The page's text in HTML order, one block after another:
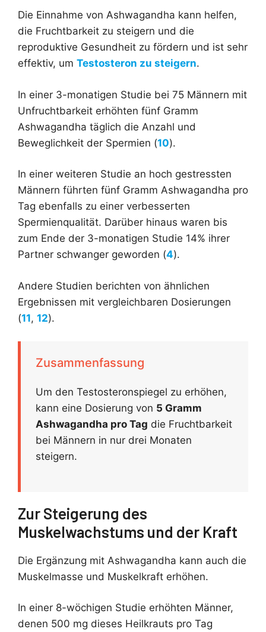
Die Einnahme von Ashwagandha kann helfen,
die Fruchtbarkeit zu steigern und die
reproduktive Gesundheit zu fördern und ist sehr
effektiv, um Testosteron zu steigern.
In einer 3-monatigen Studie bei 75 Männern mit
Unfruchtbarkeit erhöhten fünf Gramm
Ashwagandha täglich die Anzahl und
Beweglichkeit der Spermien (10).
In einer weiteren Studie an hoch gestressten
Männern führten fünf Gramm Ashwagandha pro
Tag ebenfalls zu einer verbesserten
Spermienqualität. Darüber hinaus waren bis
zum Ende der 3-monatigen Studie 14% ihrer
Partner schwanger geworden (4).
Andere Studien berichten von ähnlichen
Ergebnissen mit vergleichbaren Dosierungen
(11, 12).
Zusammenfassung
Um den Testosteronspiegel zu erhöhen,
kann eine Dosierung von 5 Gramm
Ashwagandha pro Tag die Fruchtbarkeit
bei Männern in nur drei Monaten
steigern.
Zur Steigerung des
Muskelwachstums und der Kraft
Die Ergänzung mit Ashwagandha kann auch die
Muskelmasse und Muskelkraft erhöhen.
In einer 8-wöchigen Studie erhöhten Männer,
denen 500 mg dieses Heilkrauts pro Tag